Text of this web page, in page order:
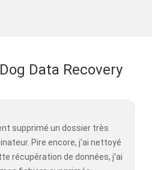
Data Recovery
supprimé un dossier très
Pire encore, j'ai nettoyé
récupération de données, j'ai